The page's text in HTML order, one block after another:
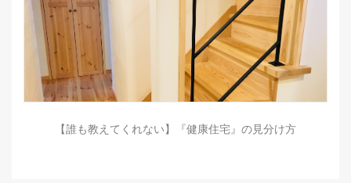
【誰も教えてくれない】『健康住宅』の見分け方